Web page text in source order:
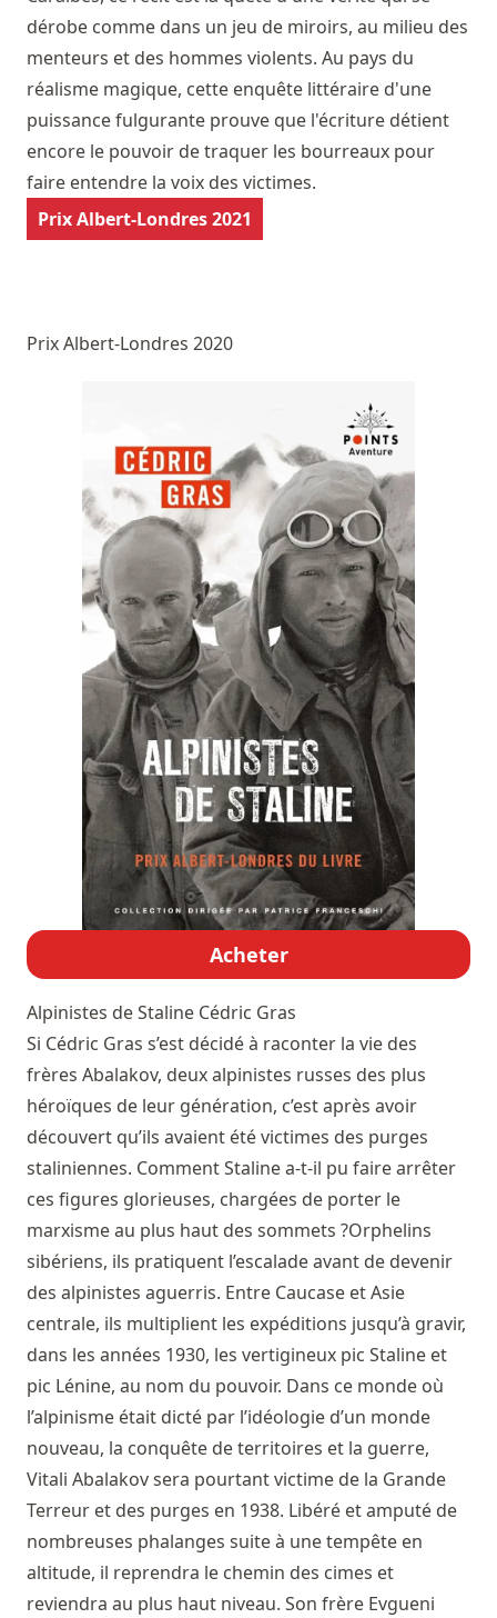
dérobe comme dans un jeu de miroirs, au milieu des
menteurs et des hommes violents. Au pays du
réalisme magique, cette enquête littéraire d'une
puissance fulgurante prouve que l'écriture détient
encore le pouvoir de traquer les bourreaux pour
faire entendre la voix des victimes.
Prix Albert-Londres 2021
Prix Albert-Londres 2020
Acheter
Alpinistes de Staline Cédric Gras
Si Cédric Gras s’est décidé à raconter la vie des
frères Abalakov, deux alpinistes russes des plus
héroïques de leur génération, c’est après avoir
découvert qu’ils avaient été victimes des purges
staliniennes. Comment Staline a-t-il pu faire arrêter
ces figures glorieuses, chargées de porter le
marxisme au plus haut des sommets ?Orphelins
sibériens, ils pratiquent l’escalade avant de devenir
des alpinistes aguerris. Entre Caucase et Asie
centrale, ils multiplient les expéditions jusqu’à gravir,
dans les années 1930, les vertigineux pic Staline et
pic Lénine, au nom du pouvoir. Dans ce monde où
l’alpinisme était dicté par l’idéologie d’un monde
nouveau, la conquête de territoires et la guerre,
Vitali Abalakov sera pourtant victime de la Grande
Terreur et des purges en 1938. Libéré et amputé de
nombreuses phalanges suite à une tempête en
altitude, il reprendra le chemin des cimes et
reviendra au plus haut niveau. Son frère Evgueni